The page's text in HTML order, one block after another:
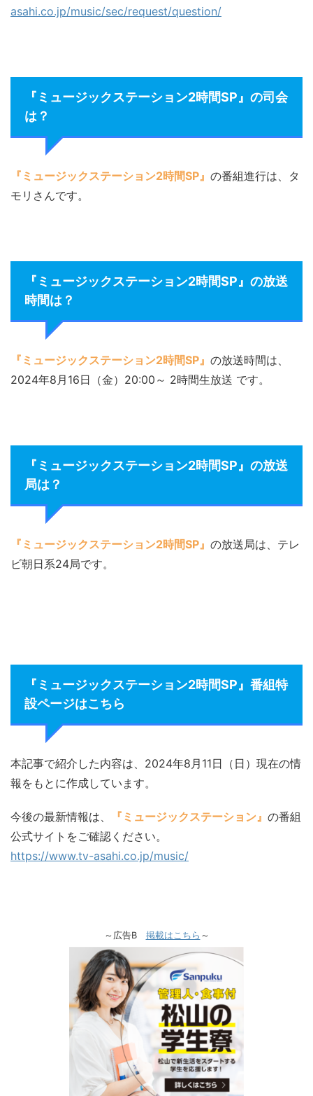
asahi.co.jp/music/sec/request/question/
『ミュージックステーション2時間SP』の司会
は？
『ミュージックステーション2時間SP』 の番組進行は、タ
モリさんです。
『ミュージックステーション2時間SP』の放送
時間は？
『ミュージックステーション2時間SP』 の放送時間は、
2024年8月16日（金）20:00～ 2時間生放送 です。
『ミュージックステーション2時間SP』の放送
局は？
『ミュージックステーション2時間SP』 の放送局は、テレ
ビ朝日系24局です。
『ミュージックステーション2時間SP』番組特
設ページはこちら
本記事で紹介した内容は、2024年8月11日（日）現在の情
報をもとに作成しています。
今後の最新情報は、 『ミュージックステーション』 の番組
公式サイトをご確認ください。
https://www.tv-asahi.co.jp/music/
～広告B 掲載はこちら ～